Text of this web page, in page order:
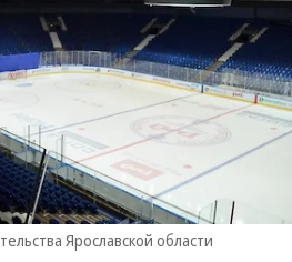
Ярославской области